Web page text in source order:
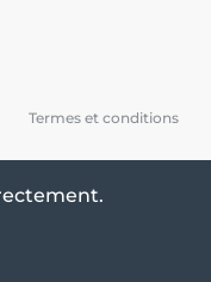
Termes et conditions